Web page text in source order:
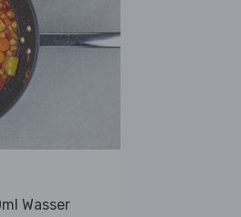
Wasser